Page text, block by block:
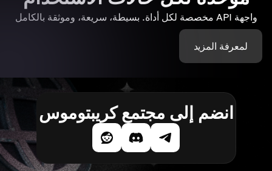
واجهة API مخصصة لكل أداة. بسيطة، سريعة، وموثقة بالكامل
لمعرفة المزيد
انضم إلى مجتمع كريبتوموس